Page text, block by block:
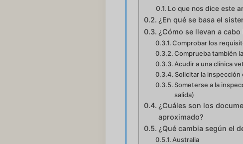
Lo que nos dice este
¿En qué se basa el
¿Cómo se llevan a
Comprobar los
Comprueba también
Acudir a una clínica
Solicitar la
Someterse a la
salida)
¿Cuáles son los
aproximado?
¿Qué cambia según el
Australia